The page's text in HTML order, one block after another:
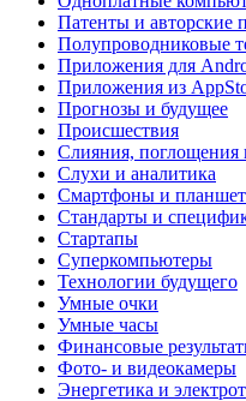
Патенты и авторские
Полупроводниковые
Приложения для
Приложения из
Прогнозы и будущее
Происшествия
Слияния, поглощения
Слухи и аналитика
Смартфоны и
Стандарты и
Стартапы
Суперкомпьютеры
Технологии будущего
Умные очки
Умные часы
Финансовые
Фото- и видеокамеры
Энергетика и